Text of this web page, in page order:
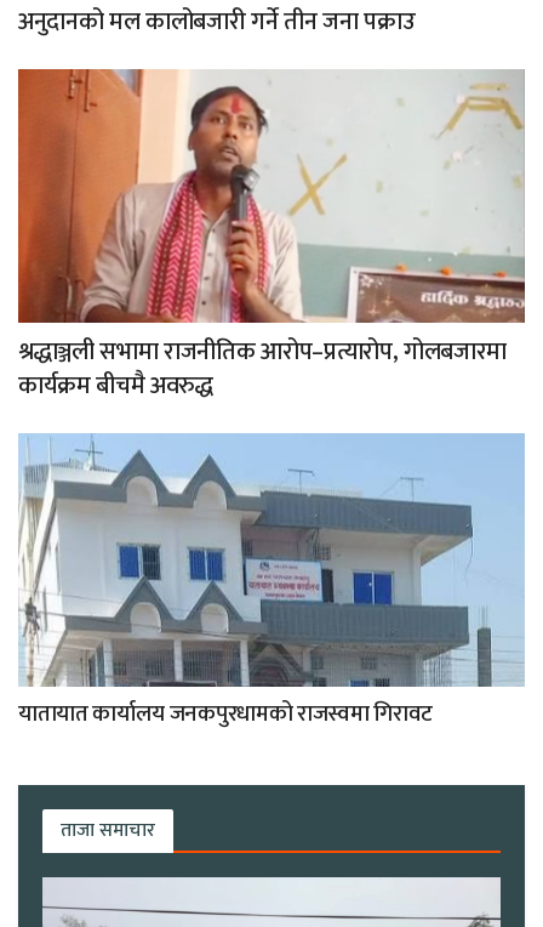
अनुदानको मल कालोबजारी गर्ने तीन जना पक्राउ
श्रद्धाञ्जली सभामा राजनीतिक आरोप–प्रत्यारोप, गोलबजारमा
कार्यक्रम बीचमै अवरुद्ध
यातायात कार्यालय जनकपुरधामको राजस्वमा गिरावट
ताजा समाचार